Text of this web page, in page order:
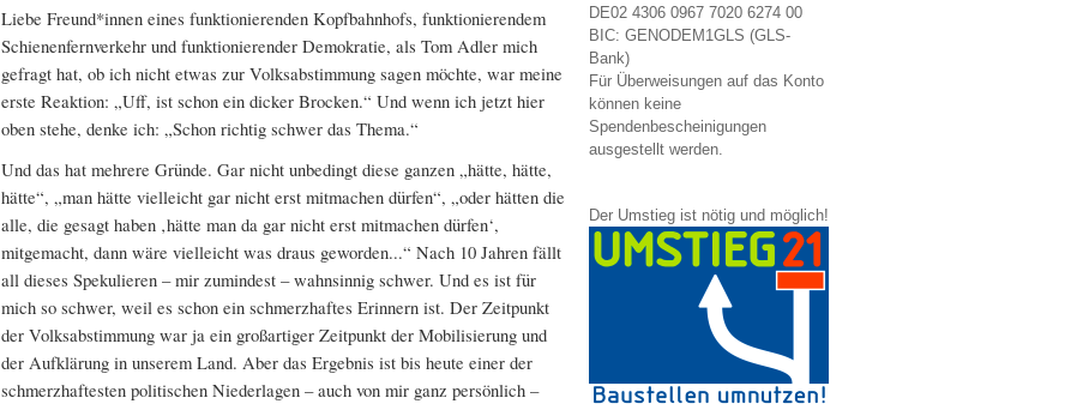
Liebe Freund*innen eines funktionierenden Kopfbahnhofs, funktionierendem
Schienenfernverkehr und funktionierender Demokratie, als Tom Adler mich
gefragt hat, ob ich nicht etwas zur Volksabstimmung sagen möchte, war meine
erste Reaktion: „Uff, ist schon ein dicker Brocken.“ Und wenn ich jetzt hier
oben stehe, denke ich: „Schon richtig schwer das Thema.“
Und das hat mehrere Gründe. Gar nicht unbedingt diese ganzen „hätte, hätte,
hätte“, „man hätte vielleicht gar nicht erst mitmachen dürfen“, „oder hätten die
alle, die gesagt haben ‚hätte man da gar nicht erst mitmachen dürfen‘,
mitgemacht, dann wäre vielleicht was draus geworden...“ Nach 10 Jahren fällt
all dieses Spekulieren – mir zumindest – wahnsinnig schwer. Und es ist für
mich so schwer, weil es schon ein schmerzhaftes Erinnern ist. Der Zeitpunkt
der Volksabstimmung war ja ein großartiger Zeitpunkt der Mobilisierung und
der Aufklärung in unserem Land. Aber das Ergebnis ist bis heute einer der
schmerzhaftesten politischen Niederlagen – auch von mir ganz persönlich –
DE02 4306 0967 7020 6274 00
BIC: GENODEM1GLS (GLS-
Bank)
Für Überweisungen auf das Konto
können keine
Spendenbescheinigungen
ausgestellt werden.
Der Umstieg ist nötig und möglich!